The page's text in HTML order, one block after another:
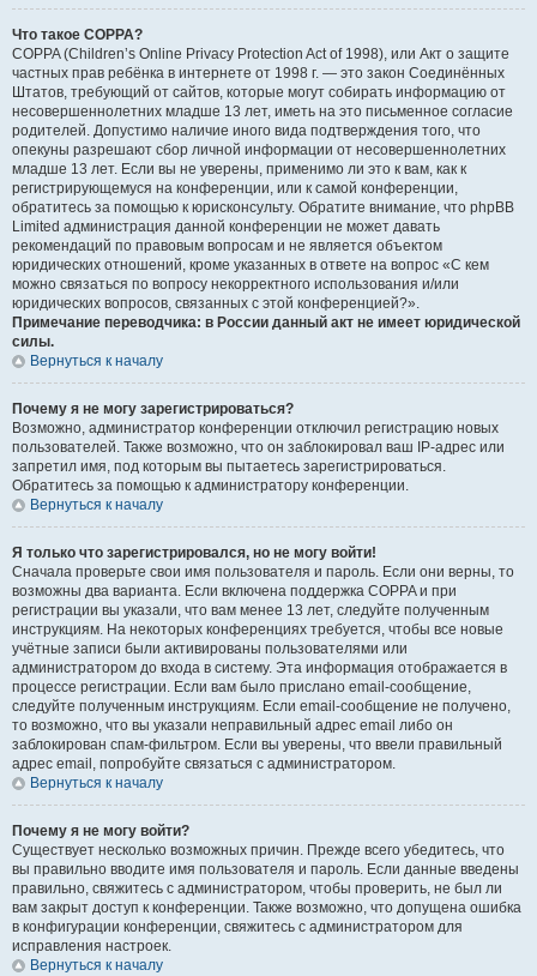
Что такое COPPA?
COPPA (Children’s Online Privacy Protection Act of 1998), или Акт о защите
частных прав ребёнка в интернете от 1998 г. — это закон Соединённых
Штатов, требующий от сайтов, которые могут собирать информацию от
несовершеннолетних младше 13 лет, иметь на это письменное согласие
родителей. Допустимо наличие иного вида подтверждения того, что
опекуны разрешают сбор личной информации от несовершеннолетних
младше 13 лет. Если вы не уверены, применимо ли это к вам, как к
регистрирующемуся на конференции, или к самой конференции,
обратитесь за помощью к юрисконсульту. Обратите внимание, что phpBB
Limited администрация данной конференции не может давать
рекомендаций по правовым вопросам и не является объектом
юридических отношений, кроме указанных в ответе на вопрос «С кем
можно связаться по вопросу некорректного использования и/или
юридических вопросов, связанных с этой конференцией?».
Примечание переводчика: в России данный акт не имеет юридической
силы.
Вернуться к началу
Почему я не могу зарегистрироваться?
Возможно, администратор конференции отключил регистрацию новых
пользователей. Также возможно, что он заблокировал ваш IP-адрес или
запретил имя, под которым вы пытаетесь зарегистрироваться.
Обратитесь за помощью к администратору конференции.
Вернуться к началу
Я только что зарегистрировался, но не могу войти!
Сначала проверьте свои имя пользователя и пароль. Если они верны, то
возможны два варианта. Если включена поддержка COPPA и при
регистрации вы указали, что вам менее 13 лет, следуйте полученным
инструкциям. На некоторых конференциях требуется, чтобы все новые
учётные записи были активированы пользователями или
администратором до входа в систему. Эта информация отображается в
процессе регистрации. Если вам было прислано email-сообщение,
следуйте полученным инструкциям. Если email-сообщение не получено,
то возможно, что вы указали неправильный адрес email либо он
заблокирован спам-фильтром. Если вы уверены, что ввели правильный
адрес email, попробуйте связаться с администратором.
Вернуться к началу
Почему я не могу войти?
Существует несколько возможных причин. Прежде всего убедитесь, что
вы правильно вводите имя пользователя и пароль. Если данные введены
правильно, свяжитесь с администратором, чтобы проверить, не был ли
вам закрыт доступ к конференции. Также возможно, что допущена ошибка
в конфигурации конференции, свяжитесь с администратором для
исправления настроек.
Вернуться к началу